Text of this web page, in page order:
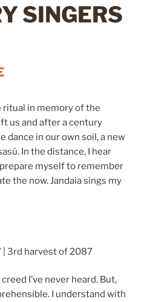
SINGERS
in memory of the
us and after a century
dance in our own soil, a new
In the distance, I hear
myself to remember
the now. Jandaia sings my
| 3rd harvest of 2087
I’ve never heard. But,
I understand with